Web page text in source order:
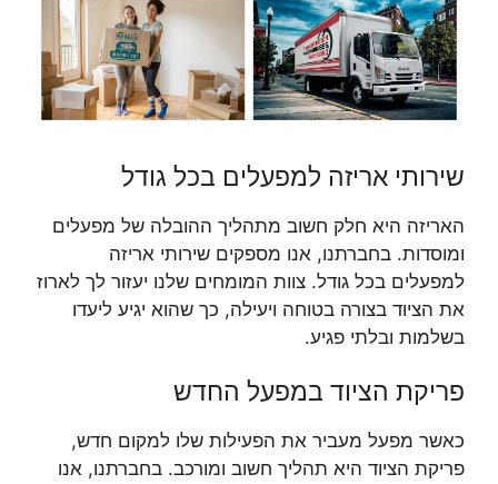
שירותי אריזה למפעלים בכל גודל
האריזה היא חלק חשוב מתהליך ההובלה של מפעלים
ומוסדות. בחברתנו, אנו מספקים שירותי אריזה
למפעלים בכל גודל. צוות המומחים שלנו יעזור לך לארוז
את הציוד בצורה בטוחה ויעילה, כך שהוא יגיע ליעדו
בשלמות ובלתי פגיע.
פריקת הציוד במפעל החדש
כאשר מפעל מעביר את הפעילות שלו למקום חדש,
פריקת הציוד היא תהליך חשוב ומורכב. בחברתנו, אנו